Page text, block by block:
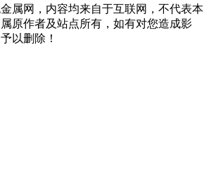
属网，内容均来自于互联网，不代表本
原作者及站点所有，如有对您造成影
以删除！